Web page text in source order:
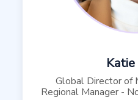
Global Director of
Regional Manager -